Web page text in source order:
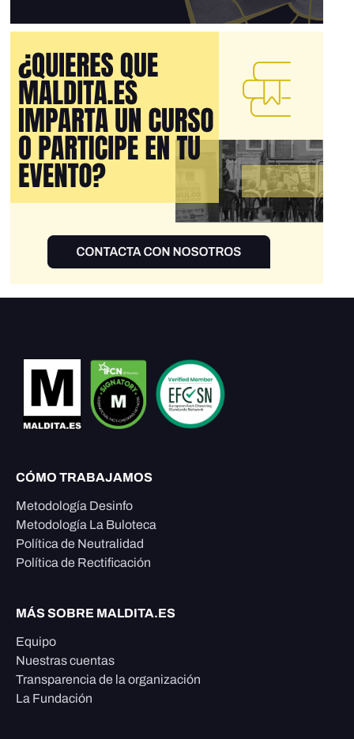
CÓMO TRABAJAMOS
Metodología Desinfo
Metodología La Buloteca
Política de Neutralidad
Política de Rectificación
MÁS SOBRE MALDITA.ES
Equipo
Nuestras cuentas
Transparencia de la organización
La Fundación